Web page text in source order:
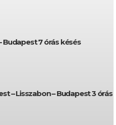
Budapest 7 órás késés
– Lisszabon – Budapest 3 órás